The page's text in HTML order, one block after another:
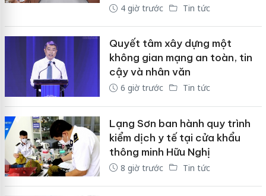
4 giờ trước Tin tức
Quyết tâm xây dựng một
không gian mạng an toàn, tin
cậy và nhân văn
6 giờ trước Tin tức
Lạng Sơn ban hành quy trình
kiểm dịch y tế tại cửa khẩu
thông minh Hữu Nghị
8 giờ trước Tin tức